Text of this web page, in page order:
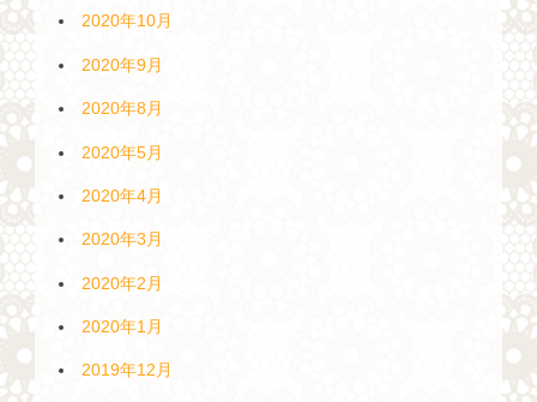
2020年10月
2020年9月
2020年8月
2020年5月
2020年4月
2020年3月
2020年2月
2020年1月
2019年12月